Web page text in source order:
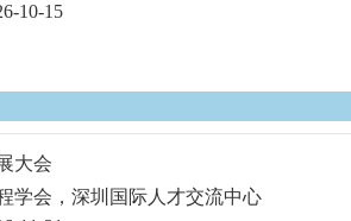
10-15
大会
学会，深圳国际人才交流中心